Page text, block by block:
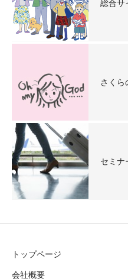
総合サ
さくら
セミナ
トップページ
会社概要